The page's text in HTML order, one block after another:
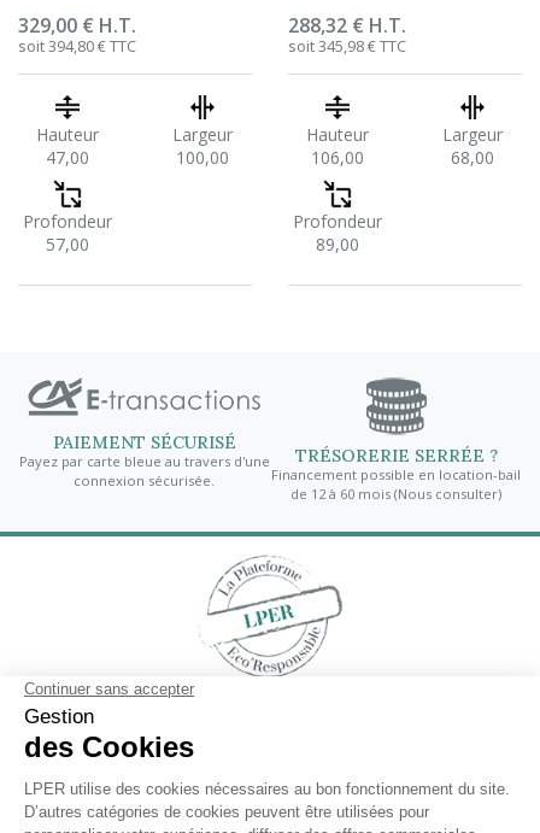
Prix
329,00 € H.T.
soit 394,80 € TTC
Hauteur
47,00
Largeur
100,00
Profondeur
57,00
Prix
288,32 € H.T.
soit 345,98 € TTC
Hauteur
106,00
Largeur
68,00
Profondeur
89,00
SÉCURISÉ
carte bleue au travers d'une
connexion sécurisée.
TRÉSORERIE SERRÉE ?
Financement possible en location-bail
de 12 à 60 mois (Nous consulter)
Contactez-nous
En savoir plus